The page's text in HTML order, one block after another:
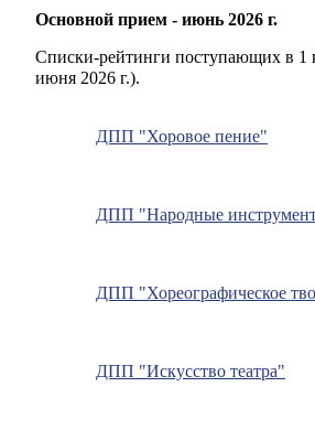
Основной прием - июнь 2026 г.
Списки-рейтинги поступающих в 1
июня 2026 г.).
ДПП "Хоровое пение"
ДПП "Народные
ДПП "Хореографическое
ДПП "Искусство театра"